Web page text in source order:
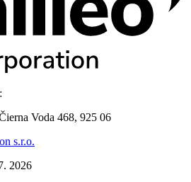
Voda 468, 925 06
s.r.o.
2026